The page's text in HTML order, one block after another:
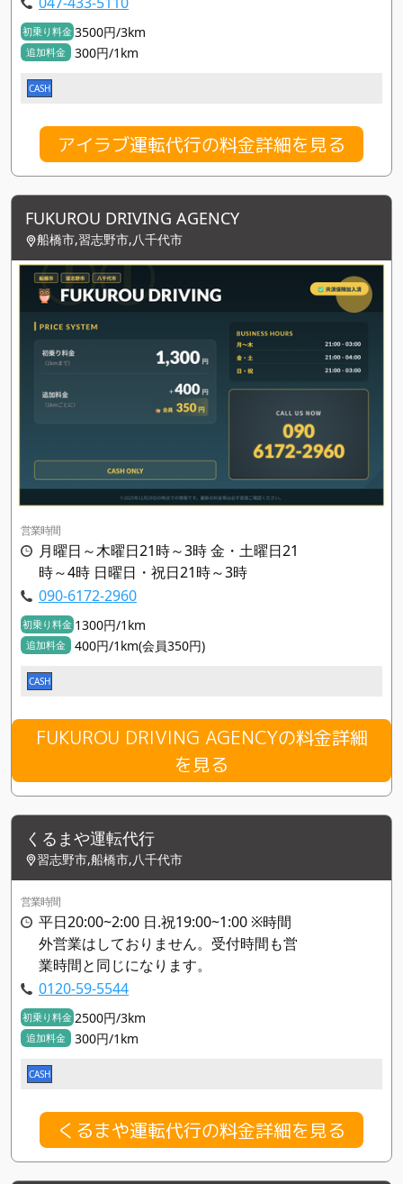
初乗り料金 3500円/3km
追加料金 300円/1km
CASH
アイラブ運転代行の料金詳細を見る
FUKUROU DRIVING AGENCY
船橋市,習志野市,八千代市
営業時間
月曜日～木曜日21時～3時 金・土曜日21
時～4時 日曜日・祝日21時～3時
090-6172-2960
初乗り料金 1300円/1km
追加料金 400円/1km(会員350円)
CASH
FUKUROU DRIVING AGENCYの料金詳細
を見る
くるまや運転代行
習志野市,船橋市,八千代市
営業時間
平日20:00~2:00 日.祝19:00~1:00 ※時間
外営業はしておりません。受付時間も営
業時間と同じになります。
0120-59-5544
初乗り料金 2500円/3km
追加料金 300円/1km
CASH
くるまや運転代行の料金詳細を見る